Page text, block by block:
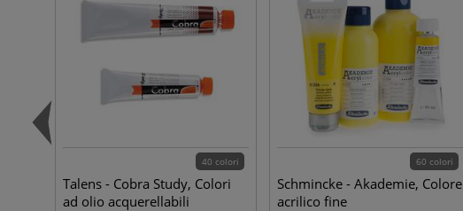
40 colori
Talens - Cobra Study, Colori
ad olio acquerellabili
60 colori
Schmincke - Akademie, Colore
acrilico fine